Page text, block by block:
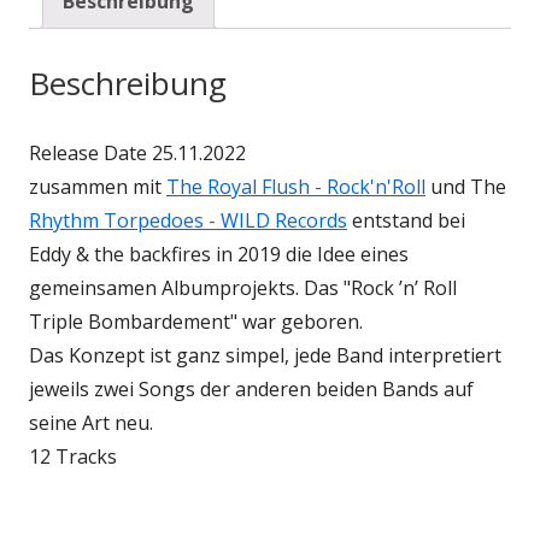
Beschreibung
Release Date 25.11.2022
zusammen mit The Royal Flush - Rock'n'Roll und The
Rhythm Torpedoes - WILD Records entstand bei
Eddy & the backfires in 2019 die Idee eines
gemeinsamen Albumprojekts. Das "Rock ’n’ Roll
Triple Bombardement" war geboren.
Das Konzept ist ganz simpel, jede Band interpretiert
jeweils zwei Songs der anderen beiden Bands auf
seine Art neu.
12 Tracks